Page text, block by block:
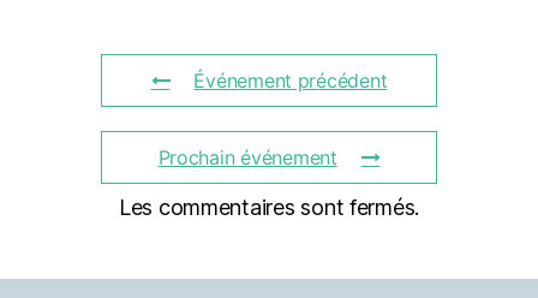
Événement précédent
Prochain événement
Les commentaires sont fermés.